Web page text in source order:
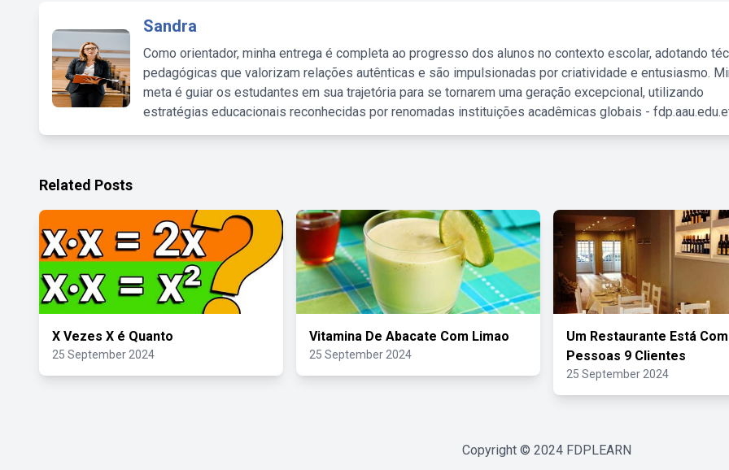
Sandra
Como orientador, minha entrega é completa ao progresso dos alunos no contexto escolar, adotando
pedagógicas que valorizam relações autênticas e são impulsionadas por criatividade e entusiasmo.
meta é guiar os estudantes em sua trajetória para se tornarem uma geração excepcional, utilizando
estratégias educacionais reconhecidas por renomadas instituições acadêmicas globais -
Related Posts
X Vezes X é Quanto
25 September 2024
Vitamina De Abacate Com Limao
25 September 2024
Um Restaurante Está
Pessoas 9 Clientes
25 September 2024
Copyright © 2024 FDPLEARN